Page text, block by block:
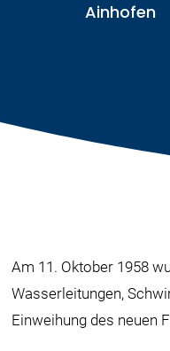
Ainhofen
Am 11. Oktober 1958
Wasserleitungen,
Einweihung des neuen